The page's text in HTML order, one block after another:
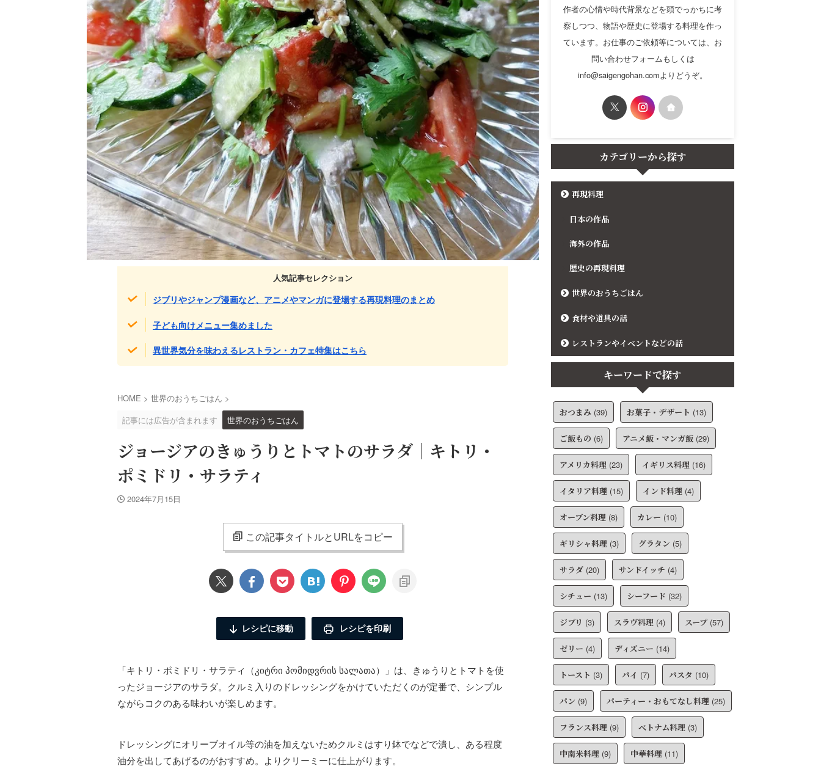
人気記事セレクション
ジブリやジャンプ漫画など、アニメやマンガに登場する再現料理のまとめ
子ども向けメニュー集めました
異世界気分を味わえるレストラン・カフェ特集はこちら
HOME > 世界のおうちごはん >
記事には広告が含まれます
世界のおうちごはん
ジョージアのきゅうりとトマトのサラダ｜キトリ・
ポミドリ・サラティ
2024年7月15日
この記事タイトルとURLをコピー
レシピに移動 レシピを印刷
「キトリ・ポミドリ・サラティ（კიტრი პომიდვრის სალათა）」は、きゅうりとトマトを使
ったジョージアのサラダ。クルミ入りのドレッシングをかけていただくのが定番で、シンプル
ながらコクのある味わいが楽しめます。
ドレッシングにオリーブオイル等の油を加えないためクルミはすり鉢でなどで潰し、ある程度
油分を出してあげるのがおすすめ。よりクリーミーに仕上がります。
作者の心情や時代背景などを頭でっかちに考
察しつつ、物語や歴史に登場する料理を作っ
ています。お仕事のご依頼等については、お
問い合わせフォームもしくは
info@saigengohan.comよりどうぞ。
カテゴリーから探す
再現料理
日本の作品
海外の作品
歴史の再現料理
世界のおうちごはん
食材や道具の話
レストランやイベントなどの話
キーワードで探す
おつまみ (39) お菓子・デザート (13)
ご飯もの (6) アニメ飯・マンガ飯 (29)
アメリカ料理 (23) イギリス料理 (16)
イタリア料理 (15) インド料理 (4)
オーブン料理 (8) カレー (10)
ギリシャ料理 (3) グラタン (5)
サラダ (20) サンドイッチ (4)
シチュー (13) シーフード (32)
ジブリ (3) スラヴ料理 (4) スープ (57)
ゼリー (4) ディズニー (14)
トースト (3) パイ (7) パスタ (10)
パン (9) パーティー・おもてなし料理 (25)
フランス料理 (9) ベトナム料理 (3)
中南米料理 (9) 中華料理 (11)